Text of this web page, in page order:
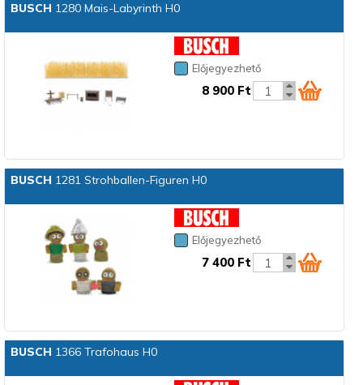
BUSCH 1280 Mais-Labyrinth H0
Előjegyezhető
8 900 Ft
BUSCH 1281 Strohballen-Figuren H0
Előjegyezhető
7 400 Ft
BUSCH 1366 Trafohaus H0